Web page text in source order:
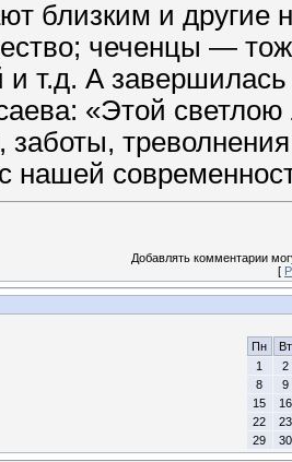
близким и
чеченцы —
т.д. А завершилась
«Этой
заботы,
нашей
Добавлять комментарии
[
Пн
Вт
1
2
8
9
15
16
22
23
29
30